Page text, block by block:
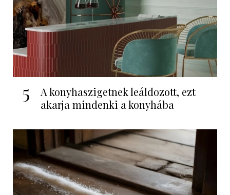
5
A konyhaszigetnek leáldozott, ezt
akarja mindenki a konyhába